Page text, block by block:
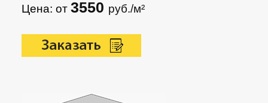
Цена: от3550 руб./м²